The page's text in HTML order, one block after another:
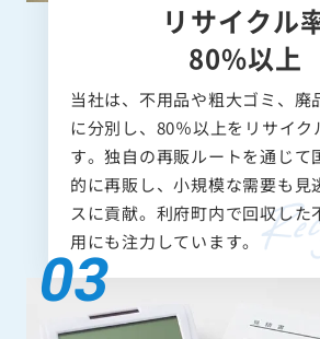
リサイクル
80%以上
当社は、不用品や粗大ゴミ、廃
に分別し、80％以上をリサイク
す。独自の再販ルートを通じて
的に再販し、小規模な需要も見
スに貢献。利府町内で回収した
用にも注力しています。